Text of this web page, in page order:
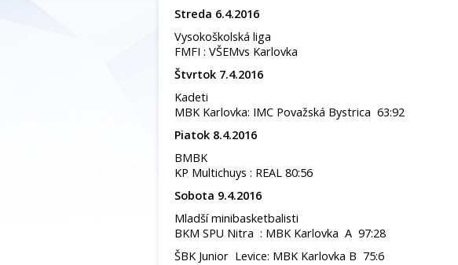
Streda 6.4.2016
Vysokoškolská liga
FMFI : VŠEMvs Karlovka
Štvrtok 7.4.2016
Kadeti
MBK Karlovka: IMC Považská Bystrica 63:92
Piatok 8.4.2016
BMBK
KP Multichuys : REAL 80:56
Sobota 9.4.2016
Mladší minibasketbalisti
BKM SPU Nitra : MBK Karlovka A 97:28
ŠBK Junior Levice: MBK Karlovka B 75:6